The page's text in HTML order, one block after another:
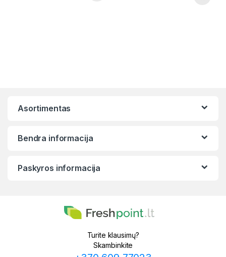
Asortimentas
Bendra informacija
Paskyros informacija
Turite klausimų?
Skambinkite